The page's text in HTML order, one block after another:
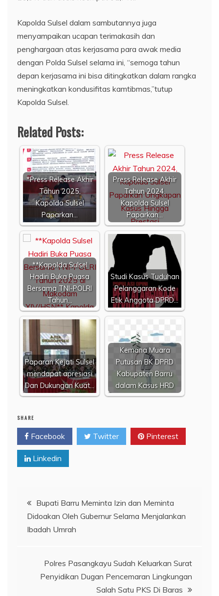
Kapolda Sulsel dalam sambutannya juga
menyampaikan ucapan terimakasih dan
penghargaan atas kerjasama para awak media
dengan Polda Sulsel selama ini, “semoga tahun
depan kerjasama ini bisa ditingkatkan dalam rangka
meningkatkan kondusifitas kamtibmas,”tutup
Kapolda Sulsel.
Related Posts:
*Press Release Akhir
Tahun 2025,
Kapolda Sulsel
Paparkan…
Press Release Akhir
Tahun 2024,
Kapolda Sulsel
Paparkan…
**Kapolda Sulsel
Hadiri Buka Puasa
Bersama TNI-POLRI
Tahun…
Studi Kasus Tuduhan
Pelanggaran Kode
Etik Anggota DPRD…
Paparan Kejati Sulsel
mendapat apresiasi
Dan Dukungan Kuat…
Kemana Muara
Putusan BK DPRD
Kabupaten Barru
dalam Kasus HRD
SHARE
Facebook Twitter Pinterest
Linkedin
Navigasi
pos
Bupati Barru Meminta Izin dan Meminta
Didoakan Oleh Gubernur Selama Menjalankan
Ibadah Umrah
Polres Pasangkayu Sudah Keluarkan Surat
Penyidikan Dugan Pencemaran Lingkungan
Salah Satu PKS Di Baras